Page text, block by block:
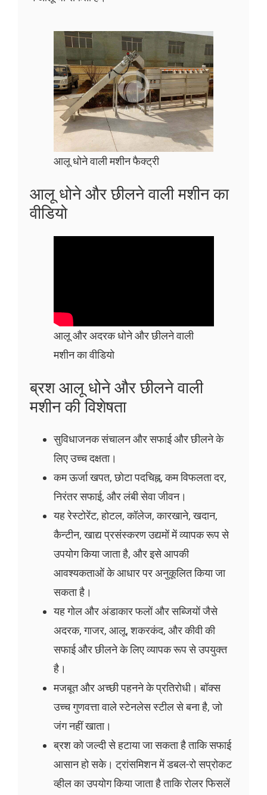
आलू धोने वाली मशीन फैक्ट्री
आलू धोने और छीलने वाली मशीन का
वीडियो
आलू और अदरक धोने और छीलने वाली
मशीन का वीडियो
ब्रश आलू धोने और छीलने वाली
मशीन की विशेषता
सुविधाजनक संचालन और सफाई और छीलने के
लिए उच्च दक्षता।
कम ऊर्जा खपत, छोटा पदचिह्न, कम विफलता दर,
निरंतर सफाई, और लंबी सेवा जीवन।
यह रेस्टोरेंट, होटल, कॉलेज, कारखाने, खदान,
कैन्टीन, खाद्य प्रसंस्करण उद्यमों में व्यापक रूप से
उपयोग किया जाता है, और इसे आपकी
आवश्यकताओं के आधार पर अनुकूलित किया जा
सकता है।
यह गोल और अंडाकार फलों और सब्जियों जैसे
अदरक, गाजर, आलू, शकरकंद, और कीवी की
सफाई और छीलने के लिए व्यापक रूप से उपयुक्त
है।
मजबूत और अच्छी पहनने के प्रतिरोधी। बॉक्स
उच्च गुणवत्ता वाले स्टेनलेस स्टील से बना है, जो
जंग नहीं खाता।
ब्रश को जल्दी से हटाया जा सकता है ताकि सफाई
आसान हो सके। ट्रांसमिशन में डबल-रो सप्रोकट
व्हील का उपयोग किया जाता है ताकि रोलर फिसलें